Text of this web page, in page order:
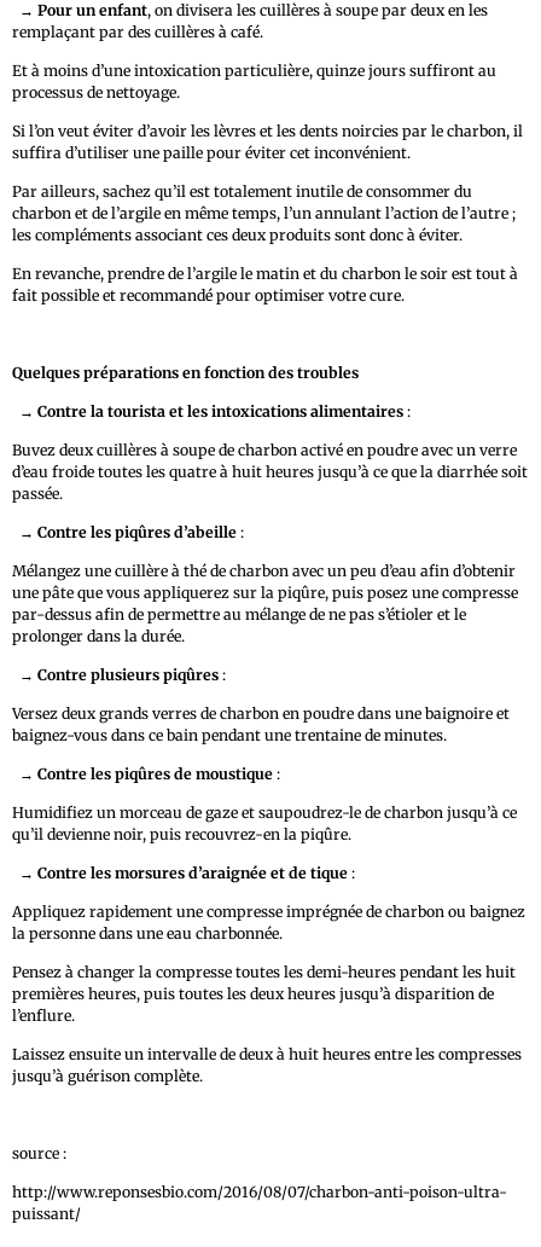
→ Pour un enfant, on divisera les cuillères à soupe par deux en les
remplaçant par des cuillères à café.
Et à moins d’une intoxication particulière, quinze jours suffiront au
processus de nettoyage.
Si l’on veut éviter d’avoir les lèvres et les dents noircies par le charbon, il
suffira d’utiliser une paille pour éviter cet inconvénient.
Par ailleurs, sachez qu’il est totalement inutile de consommer du
charbon et de l’argile en même temps, l’un annulant l’action de l’autre ;
les compléments associant ces deux produits sont donc à éviter.
En revanche, prendre de l’argile le matin et du charbon le soir est tout à
fait possible et recommandé pour optimiser votre cure.
Quelques préparations en fonction des troubles
→ Contre la tourista et les intoxications alimentaires :
Buvez deux cuillères à soupe de charbon activé en poudre avec un verre
d’eau froide toutes les quatre à huit heures jusqu’à ce que la diarrhée soit
passée.
→ Contre les piqûres d’abeille :
Mélangez une cuillère à thé de charbon avec un peu d’eau afin d’obtenir
une pâte que vous appliquerez sur la piqûre, puis posez une compresse
par-dessus afin de permettre au mélange de ne pas s’étioler et le
prolonger dans la durée.
→ Contre plusieurs piqûres :
Versez deux grands verres de charbon en poudre dans une baignoire et
baignez-vous dans ce bain pendant une trentaine de minutes.
→ Contre les piqûres de moustique :
Humidifiez un morceau de gaze et saupoudrez-le de charbon jusqu’à ce
qu’il devienne noir, puis recouvrez-en la piqûre.
→ Contre les morsures d’araignée et de tique :
Appliquez rapidement une compresse imprégnée de charbon ou baignez
la personne dans une eau charbonnée.
Pensez à changer la compresse toutes les demi-heures pendant les huit
premières heures, puis toutes les deux heures jusqu’à disparition de
l’enflure.
Laissez ensuite un intervalle de deux à huit heures entre les compresses
jusqu’à guérison complète.
source :
http://www.reponsesbio.com/2016/08/07/charbon-anti-poison-ultra-
puissant/